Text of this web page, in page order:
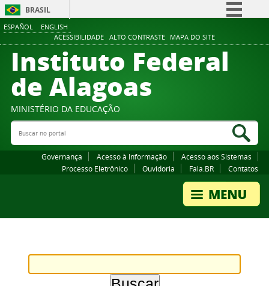
ESPAÑOL ENGLISH
ACESSIBILIDADE ALTO CONTRASTE MAPA DO SITE
BRASIL
Comunica BR
Participe
Canais
Instituto Federal
de Alagoas
MINISTÉRIO DA EDUCAÇÃO
Buscar no portal
Governança Acesso à Informação
Acesso aos Sistemas
Processo Eletrônico
Ouvidoria Fala.BR Contatos